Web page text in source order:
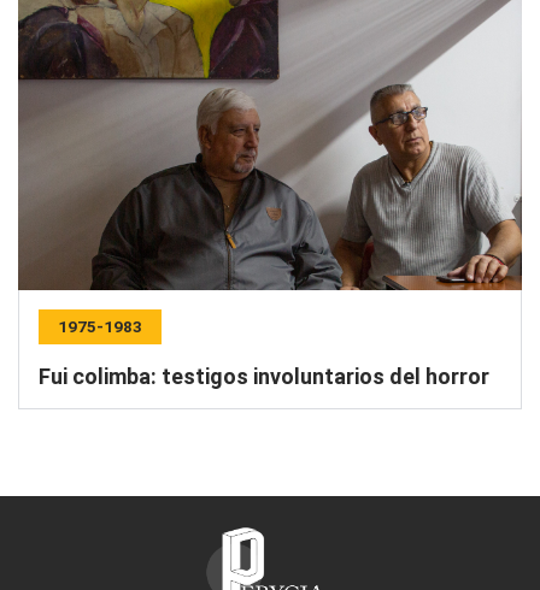
1975-1983
Fui colimba: testigos involuntarios del horror